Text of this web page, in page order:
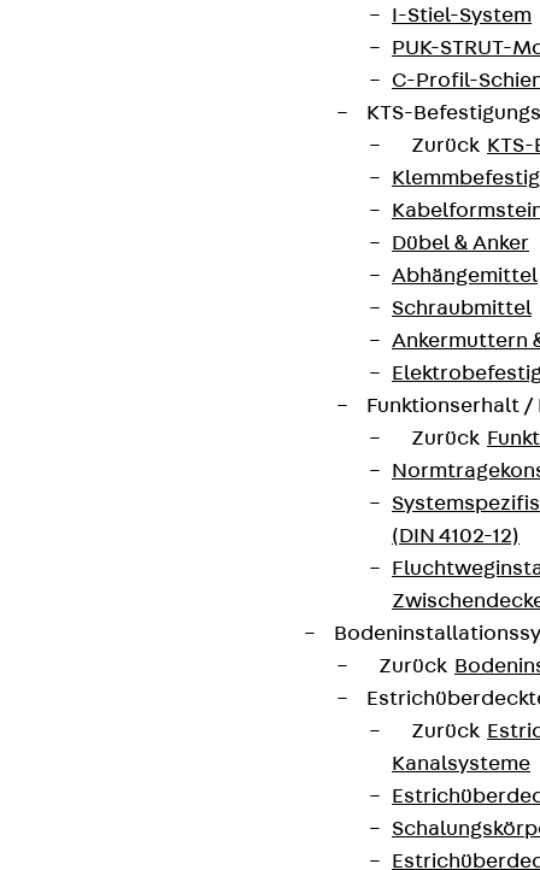
I-Stiel-System
PUK-STRUT-
C-Profil-
KTS-
Zurück
Dübel & Anker
Abhängemittel
Schraubmittel
Ankermuttern
Funktionserhalt
Zurück
(DIN 4102-12)
Zurück
Zurück
Kanalsysteme